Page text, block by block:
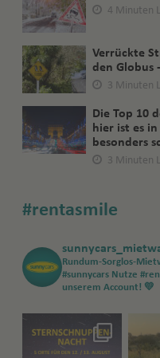
4 Minuten
Verrückte
den Globus
3 Minuten
Die Top 10
hier ist es
besonders
3 Minuten
#rentasmile
Rundum-Sorglos-
#sunnycars Nutze
unserem Account! 💛